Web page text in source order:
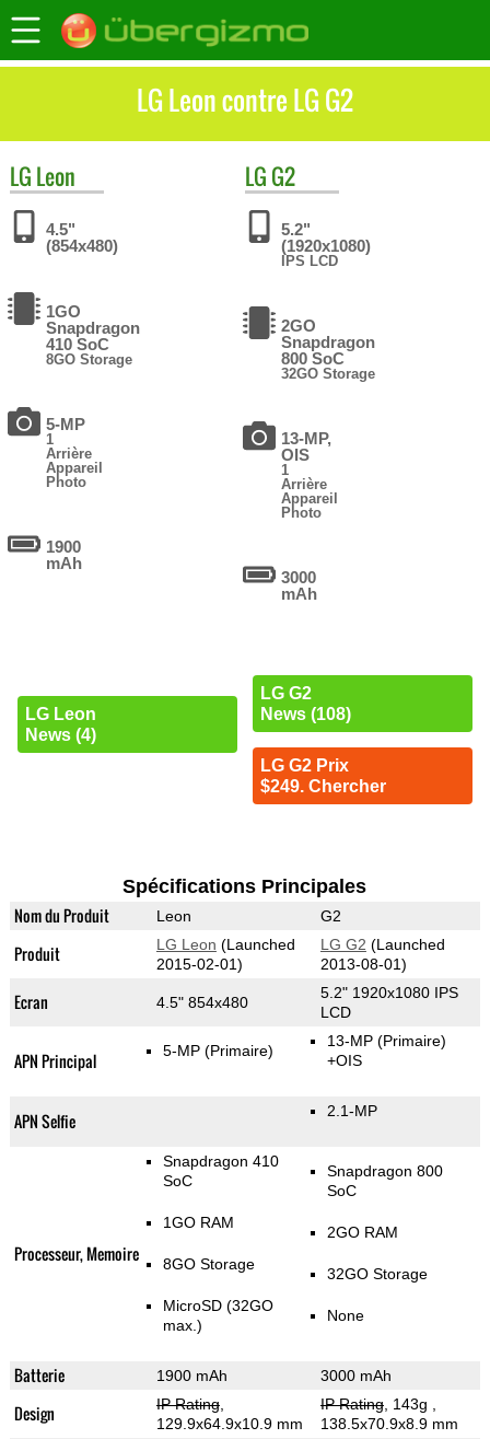
LG Leon contre LG G2
LG Leon
4.5"
(854x480)
1GO
Snapdragon
410 SoC
8GO Storage
5-MP
1
Arrière
Appareil
Photo
1900
mAh
LG Leon
News (4)
LG G2
5.2"
(1920x1080)
IPS LCD
2GO
Snapdragon
800 SoC
32GO Storage
13-MP,
OIS
1
Arrière
Appareil
Photo
3000
mAh
LG G2
News (108)
LG G2 Prix
$249. Chercher
Spécifications Principales
Nom du Produit Leon G2
Produit LG Leon (Launched
2015-02-01)
LG G2 (Launched
2013-08-01)
Ecran 4.5" 854x480
5.2" 1920x1080 IPS
LCD
APN Principal 5-MP (Primaire)
13-MP (Primaire)
+OIS
APN Selfie 2.1-MP
Processeur, Memoire
Snapdragon 410
SoC
1GO RAM
8GO Storage
MicroSD (32GO
max.)
Snapdragon 800
SoC
2GO RAM
32GO Storage
None
Batterie 1900 mAh 3000 mAh
Design IP Rating,
129.9x64.9x10.9 mm
IP Rating, 143g
138.5x70.9x8.9 mm